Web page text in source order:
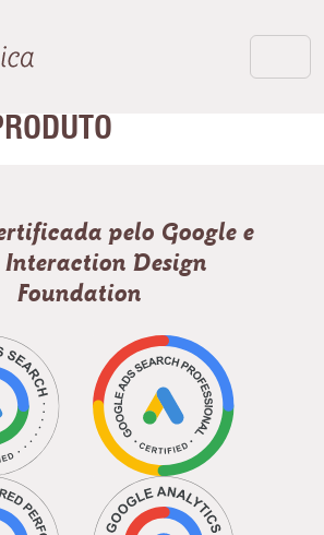
pelo Google e
Interaction Design
Foundation